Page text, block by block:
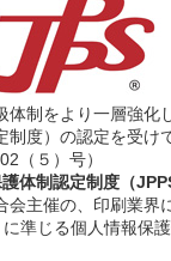
体制をより一層強化
度）の認定を受け
（５）号）
体制認定制度（
会主催の、印刷業界
準じる個人情報保